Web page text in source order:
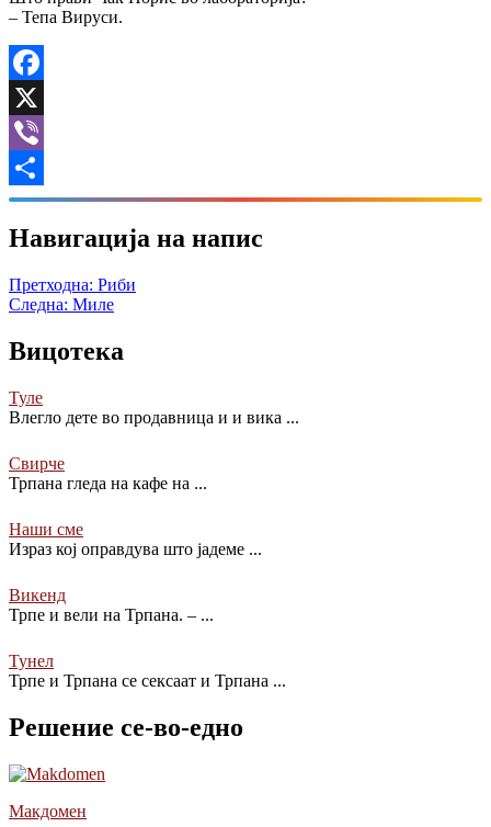
– Тепа Вируси.
Facebook
X
Viber
Share
Навигација на напис
Претходна: Риби
Следна: Миле
Вицотека
Туле
Влегло дете во продавница и и вика ...
Свирче
Трпана гледа на кафе на ...
Наши сме
Израз кој оправдува што јадеме ...
Викенд
Трпе и вели на Трпана. – ...
Тунел
Трпе и Трпана се сексаат и Трпана ...
Решение се-во-едно
Макдомен